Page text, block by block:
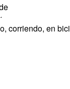
corriendo, en bici